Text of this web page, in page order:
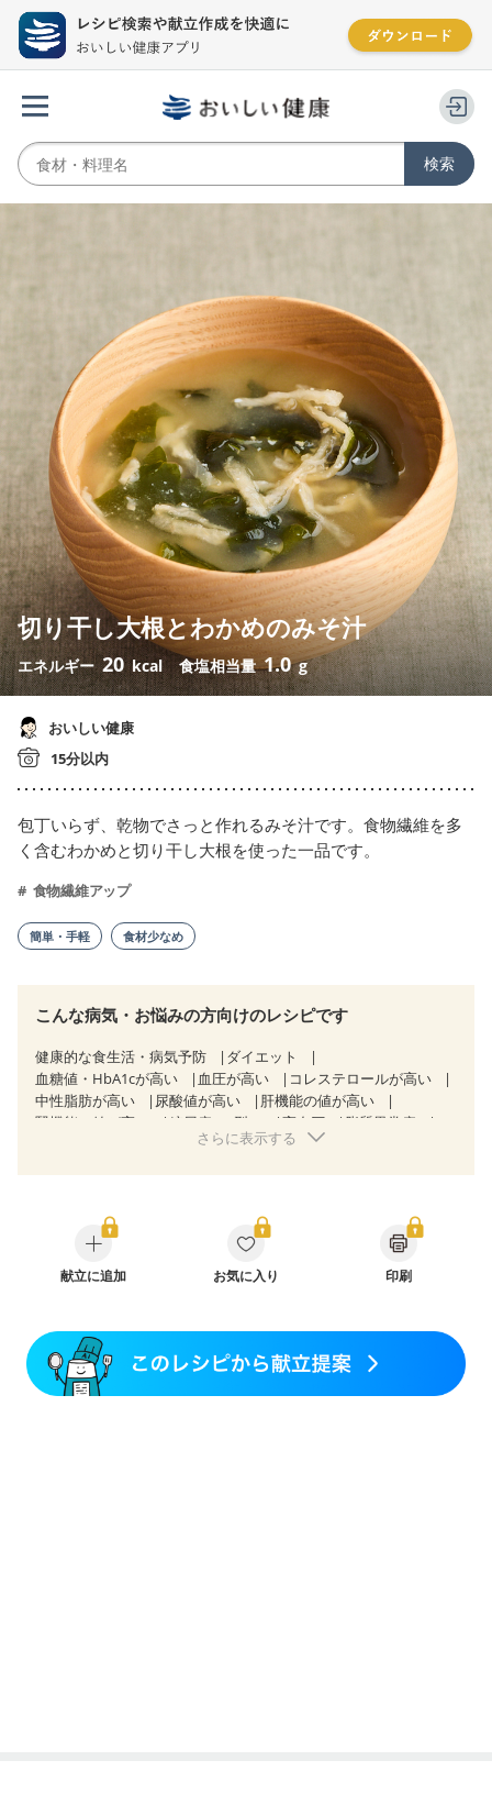
切り干し大根とわかめのみそ汁
エネルギー 20 kcal 食塩相当量1.0 g
おいしい健康
15分以内
包丁いらず、乾物でさっと作れるみそ汁です。食物繊維を多
く含むわかめと切り干し大根を使った一品です。
食物繊維アップ
簡単・手軽 食材少なめ
こんな病気・お悩みの方向けのレシピです
健康的な食生活・病気予防
ダイエット
血糖値・HbA1cが高い
血圧が高い
コレステロールが高い
中性脂肪が高い
尿酸値が高い
肝機能の値が高い
腎機能の値が高い
糖尿病（2型） 高血圧
脂質異常症
狭心症 心筋梗塞
糖尿病性腎症（第２期）
糖尿病性腎症（第３期）
CKD（ステージ１）
CKD（ステージ２）
CKD（ステージ３a）
乳がん（抗がん剤治療中）
飲み込みにくい
妊娠中(初期)
妊婦健診・体重増加が気になる（初期）
妊婦健診・血圧が気になる（初期）
さらに表示する
献立に追加 お気に入り 印刷